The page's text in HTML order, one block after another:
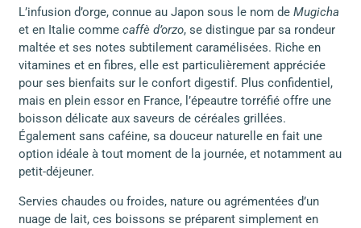
L’infusion d’orge, connue au Japon sous le nom de Mugicha
et en Italie comme caffè d’orzo, se distingue par sa rondeur
maltée et ses notes subtilement caramélisées. Riche en
vitamines et en fibres, elle est particulièrement appréciée
pour ses bienfaits sur le confort digestif. Plus confidentiel,
mais en plein essor en France, l’épeautre torréfié offre une
boisson délicate aux saveurs de céréales grillées.
Également sans caféine, sa douceur naturelle en fait une
option idéale à tout moment de la journée, et notamment au
petit-déjeuner.
Servies chaudes ou froides, nature ou agrémentées d’un
nuage de lait, ces boissons se préparent simplement en